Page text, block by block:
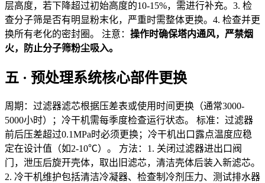
层高度，若下降超过初始高度的10-15%，需进行补充。3. 检
查分子筛是否有明显粉末化，严重时需整体更换。4. 检查并更
换所有老化的密封圈。 注意： 操作时确保塔内通风，严禁烟
火，防止分子筛粉尘吸入。
五 · 预处理系统核心部件更换
周期：过滤器滤芯根据压差表或使用时间更换（通常3000-
5000小时）；冷干机需每季度检查运行状态。 标准：过滤器
前后压差超过0.1MPa时必须更换；冷干机出口露点温度应稳
定在设计值（如2-10℃）。 方法：1. 关闭过滤器进出口阀
门，泄压后旋开壳体，取出旧滤芯，清洁壳体后装入新滤芯。
2. 冷干机维护包括清洁冷凝器、检查制冷剂压力、测试排水器